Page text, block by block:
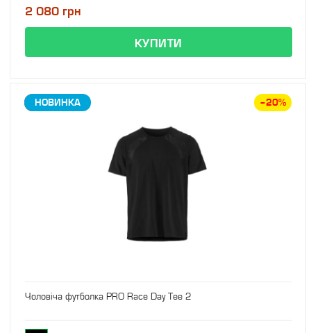
2 080 грн
ЗНИЖКА –20%
НОВИНКА
Чоловіча футболка PRO Race Day Tee 2